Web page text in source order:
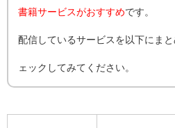
書籍サービスがおすすめです。
配信しているサービスを以下にま
ェックしてみてください。